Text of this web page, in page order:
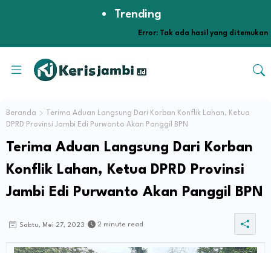
Trending
Error: Tak ada hasil yang ditemukan
Beranda
Terima Aduan Langsung Dari Korban Konflik Lahan, Ketua
DPRD Provinsi Jambi Edi Purwanto Akan Panggil BPN
Terima Aduan Langsung Dari Korban
Konflik Lahan, Ketua DPRD Provinsi
Jambi Edi Purwanto Akan Panggil BPN
Sabtu, Mei 27, 2023 2 minute read